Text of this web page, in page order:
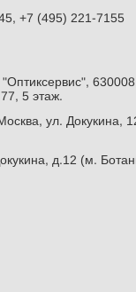
+7 (495) 221-7155
5 этаж.
ул. Докукина,
д.12 (м.